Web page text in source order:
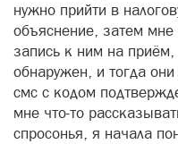
нужно прийти в
объяснение, затем
запись к ним на приём,
обнаружен, и тогда
смс с кодом
мне что-то
спросонья, я начала